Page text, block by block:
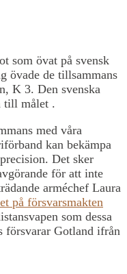
som övat på svensk
övade de tillsammans
K 3. Den svenska
till målet .
med våra
kan bekämpa
Det sker
för att inte
arméchef Laura
på försvarsmakten
som dessa
försvarar Gotland ifrån